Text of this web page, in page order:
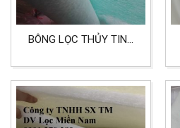
BÔNG LỌC THỦY TINH